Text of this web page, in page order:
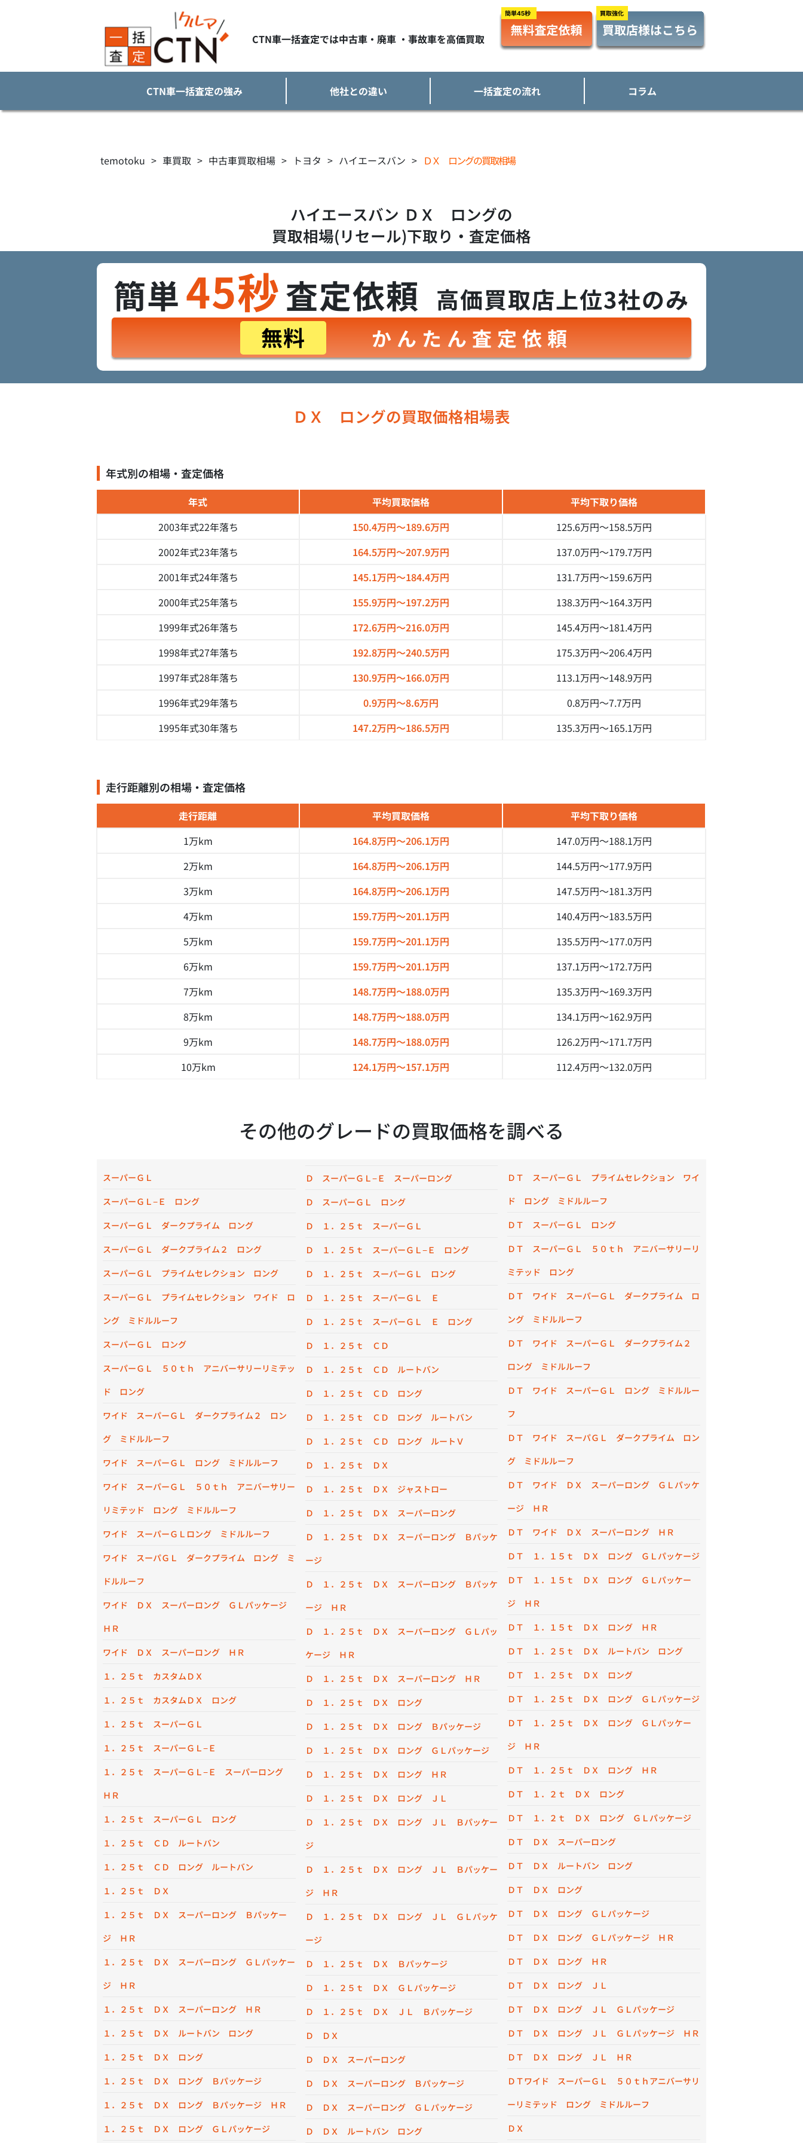
CTN車一括査定では中古車・廃車 ・事故車を高価買取
CTN車一括査定の強み 他社との違い 一括査定の流れ コラム
temotoku > 車買取 > 中古車買取相場 > トヨタ > ハイエースバン > ＤＸ ロングの買取相場
ハイエースバン ＤＸ ロングの
買取相場(リセール)下取り・査定価格
簡単45秒査定依頼 高価買取店上位3社のみ
無料 かんたん査定依頼
ＤＸ ロングの買取価格相場表
年式別の相場・査定価格
年式 平均買取価格
平均下取り価格
2003年式22年落ち 150.4万円～189.6万円 125.6万円～158.5万円
2002年式23年落ち 164.5万円～207.9万円 137.0万円～179.7万円
2001年式24年落ち 145.1万円～184.4万円 131.7万円～159.6万円
2000年式25年落ち 155.9万円～197.2万円 138.3万円～164.3万円
1999年式26年落ち 172.6万円～216.0万円 145.4万円～181.4万円
1998年式27年落ち 192.8万円～240.5万円 175.3万円～206.4万円
1997年式28年落ち 130.9万円～166.0万円 113.1万円～148.9万円
1996年式29年落ち 0.9万円～8.6万円 0.8万円～7.7万円
1995年式30年落ち 147.2万円～186.5万円 135.3万円～165.1万円
走行距離別の相場・査定価格
走行距離 平均買取価格
平均下取り価格
1万km
164.8万円～206.1万円 147.0万円～188.1万円
2万km
164.8万円～206.1万円 144.5万円～177.9万円
3万km
164.8万円～206.1万円 147.5万円～181.3万円
4万km
159.7万円～201.1万円 140.4万円～183.5万円
5万km
159.7万円～201.1万円 135.5万円～177.0万円
6万km
159.7万円～201.1万円 137.1万円～172.7万円
7万km
148.7万円～188.0万円 135.3万円～169.3万円
8万km
148.7万円～188.0万円 134.1万円～162.9万円
9万km
148.7万円～188.0万円 126.2万円～171.7万円
10万km
124.1万円～157.1万円 112.4万円～132.0万円
その他のグレードの買取価格を調べる
スーパーＧＬ
スーパーＧＬ−Ｅ ロング
スーパーＧＬ ダークプライム ロング
スーパーＧＬ ダークプライム２ ロング
スーパーＧＬ プライムセレクション ロング
スーパーＧＬ プライムセレクション ワイド ロ
ング ミドルルーフ
スーパーＧＬ ロング
スーパーＧＬ ５０ｔｈ アニバーサリーリミテッ
ド ロング
ワイド スーパーＧＬ ダークプライム２ ロン
グ ミドルルーフ
ワイド スーパーＧＬ ロング ミドルルーフ
ワイド スーパーＧＬ ５０ｔｈ アニバーサリー
リミテッド ロング ミドルルーフ
ワイド スーパーＧＬロング ミドルルーフ
ワイド スーパＧＬ ダークプライム ロング ミ
ドルルーフ
ワイド ＤＸ スーパーロング ＧＬパッケージ
ＨＲ
ワイド ＤＸ スーパーロング ＨＲ
１．２５ｔ カスタムＤＸ
１．２５ｔ カスタムＤＸ ロング
１．２５ｔ スーパーＧＬ
１．２５ｔ スーパーＧＬ−Ｅ
１．２５ｔ スーパーＧＬ−Ｅ スーパーロング
ＨＲ
１．２５ｔ スーパーＧＬ ロング
１．２５ｔ ＣＤ ルートバン
１．２５ｔ ＣＤ ロング ルートバン
１．２５ｔ ＤＸ
１．２５ｔ ＤＸ スーパーロング Ｂパッケー
ジ ＨＲ
１．２５ｔ ＤＸ スーパーロング ＧＬパッケー
ジ ＨＲ
１．２５ｔ ＤＸ スーパーロング ＨＲ
１．２５ｔ ＤＸ ルートバン ロング
１．２５ｔ ＤＸ ロング
１．２５ｔ ＤＸ ロング Ｂパッケージ
１．２５ｔ ＤＸ ロング Ｂパッケージ ＨＲ
１．２５ｔ ＤＸ ロング ＧＬパッケージ
Ｄ スーパーＧＬ−Ｅ スーパーロング
Ｄ スーパーＧＬ ロング
Ｄ １．２５ｔ スーパーＧＬ
Ｄ １．２５ｔ スーパーＧＬ−Ｅ ロング
Ｄ １．２５ｔ スーパーＧＬ ロング
Ｄ １．２５ｔ スーパーＧＬ Ｅ
Ｄ １．２５ｔ スーパーＧＬ Ｅ ロング
Ｄ １．２５ｔ ＣＤ
Ｄ １．２５ｔ ＣＤ ルートバン
Ｄ １．２５ｔ ＣＤ ロング
Ｄ １．２５ｔ ＣＤ ロング ルートバン
Ｄ １．２５ｔ ＣＤ ロング ルートＶ
Ｄ １．２５ｔ ＤＸ
Ｄ １．２５ｔ ＤＸ ジャストロー
Ｄ １．２５ｔ ＤＸ スーパーロング
Ｄ １．２５ｔ ＤＸ スーパーロング Ｂパッケ
ージ
Ｄ １．２５ｔ ＤＸ スーパーロング Ｂパッケ
ージ ＨＲ
Ｄ １．２５ｔ ＤＸ スーパーロング ＧＬパッ
ケージ ＨＲ
Ｄ １．２５ｔ ＤＸ スーパーロング ＨＲ
Ｄ １．２５ｔ ＤＸ ロング
Ｄ １．２５ｔ ＤＸ ロング Ｂパッケージ
Ｄ １．２５ｔ ＤＸ ロング ＧＬパッケージ
Ｄ １．２５ｔ ＤＸ ロング ＨＲ
Ｄ １．２５ｔ ＤＸ ロング ＪＬ
Ｄ １．２５ｔ ＤＸ ロング ＪＬ Ｂパッケー
ジ
Ｄ １．２５ｔ ＤＸ ロング ＪＬ Ｂパッケー
ジ ＨＲ
Ｄ １．２５ｔ ＤＸ ロング ＪＬ ＧＬパッケ
ージ
Ｄ １．２５ｔ ＤＸ Ｂパッケージ
Ｄ １．２５ｔ ＤＸ ＧＬパッケージ
Ｄ １．２５ｔ ＤＸ ＪＬ Ｂパッケージ
Ｄ ＤＸ
Ｄ ＤＸ スーパーロング
Ｄ ＤＸ スーパーロング Ｂパッケージ
Ｄ ＤＸ スーパーロング ＧＬパッケージ
Ｄ ＤＸ ルートバン ロング
ＤＴ スーパーＧＬ プライムセレクション ワイ
ド ロング ミドルルーフ
ＤＴ スーパーＧＬ ロング
ＤＴ スーパーＧＬ ５０ｔｈ アニバーサリーリ
ミテッド ロング
ＤＴ ワイド スーパーＧＬ ダークプライム ロ
ング ミドルルーフ
ＤＴ ワイド スーパーＧＬ ダークプライム２
ロング ミドルルーフ
ＤＴ ワイド スーパーＧＬ ロング ミドルルー
フ
ＤＴ ワイド スーパＧＬ ダークプライム ロン
グ ミドルルーフ
ＤＴ ワイド ＤＸ スーパーロング ＧＬパッケ
ージ ＨＲ
ＤＴ ワイド ＤＸ スーパーロング ＨＲ
ＤＴ １．１５ｔ ＤＸ ロング ＧＬパッケージ
ＤＴ １．１５ｔ ＤＸ ロング ＧＬパッケー
ジ ＨＲ
ＤＴ １．１５ｔ ＤＸ ロング ＨＲ
ＤＴ １．２５ｔ ＤＸ ルートバン ロング
ＤＴ １．２５ｔ ＤＸ ロング
ＤＴ １．２５ｔ ＤＸ ロング ＧＬパッケージ
ＤＴ １．２５ｔ ＤＸ ロング ＧＬパッケー
ジ ＨＲ
ＤＴ １．２５ｔ ＤＸ ロング ＨＲ
ＤＴ １．２ｔ ＤＸ ロング
ＤＴ １．２ｔ ＤＸ ロング ＧＬパッケージ
ＤＴ ＤＸ スーパーロング
ＤＴ ＤＸ ルートバン ロング
ＤＴ ＤＸ ロング
ＤＴ ＤＸ ロング ＧＬパッケージ
ＤＴ ＤＸ ロング ＧＬパッケージ ＨＲ
ＤＴ ＤＸ ロング ＨＲ
ＤＴ ＤＸ ロング ＪＬ
ＤＴ ＤＸ ロング ＪＬ ＧＬパッケージ
ＤＴ ＤＸ ロング ＪＬ ＧＬパッケージ ＨＲ
ＤＴ ＤＸ ロング ＪＬ ＨＲ
ＤＴワイド スーパーＧＬ ５０ｔｈアニバーサリ
ーリミテッド ロング ミドルルーフ
ＤＸ